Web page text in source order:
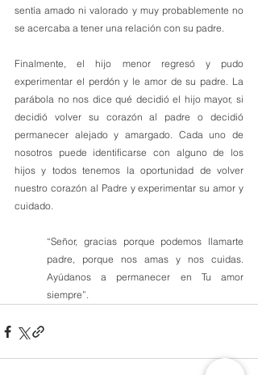
sentía amado ni valorado y muy probablemente no
se acercaba a tener una relación con su padre.
Finalmente, el hijo menor regresó y pudo
experimentar el perdón y le amor de su padre. La
parábola no nos dice qué decidió el hijo mayor, si
decidió volver su corazón al padre o decidió
permanecer alejado y amargado. Cada uno de
nosotros puede identificarse con alguno de los
hijos y todos tenemos la oportunidad de volver
nuestro corazón al Padre y experimentar su amor y
cuidado.
“Señor, gracias porque podemos llamarte
padre, porque nos amas y nos cuidas.
Ayúdanos a permanecer en Tu amor
siempre”.